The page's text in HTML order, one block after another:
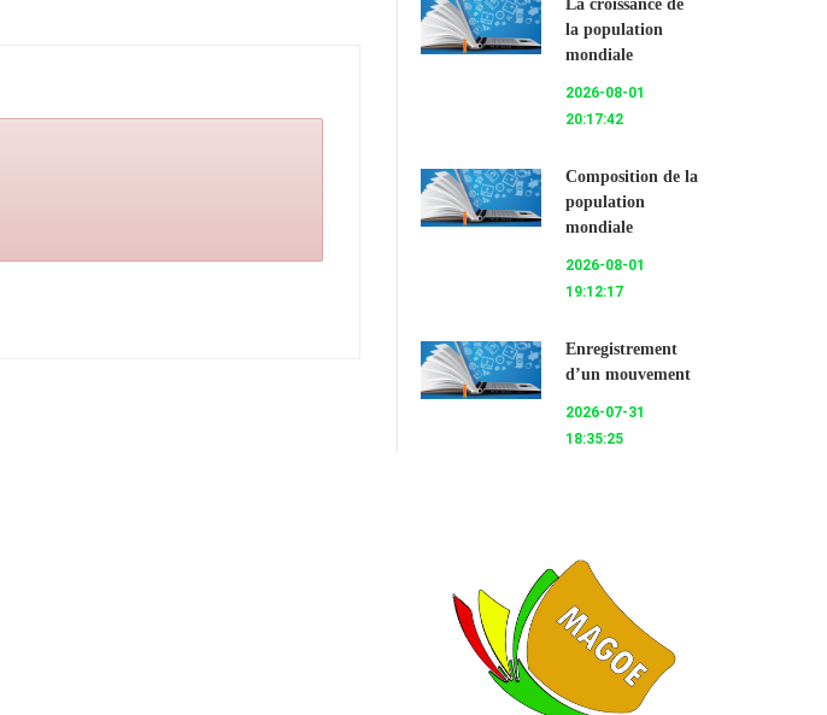
La croissance de
la population
mondiale
2026-08-01
20:17:42
Composition de la
population
mondiale
2026-08-01
19:12:17
Enregistrement
d’un mouvement
2026-07-31
18:35:25